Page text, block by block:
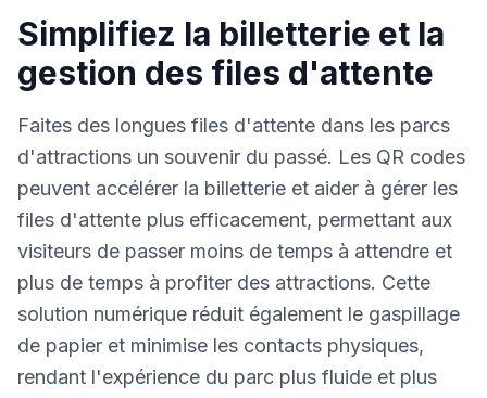
Simplifiez la billetterie et la
gestion des files d'attente
Faites des longues files d'attente dans les parcs
d'attractions un souvenir du passé. Les QR codes
peuvent accélérer la billetterie et aider à gérer les
files d'attente plus efficacement, permettant aux
visiteurs de passer moins de temps à attendre et
plus de temps à profiter des attractions. Cette
solution numérique réduit également le gaspillage
de papier et minimise les contacts physiques,
rendant l'expérience du parc plus fluide et plus